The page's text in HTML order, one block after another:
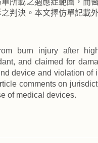
所載之適應症範圍，而
判決。本文擇仿單記載
burn injury after
and claimed for
device and violation of
comments on
of medical devices.